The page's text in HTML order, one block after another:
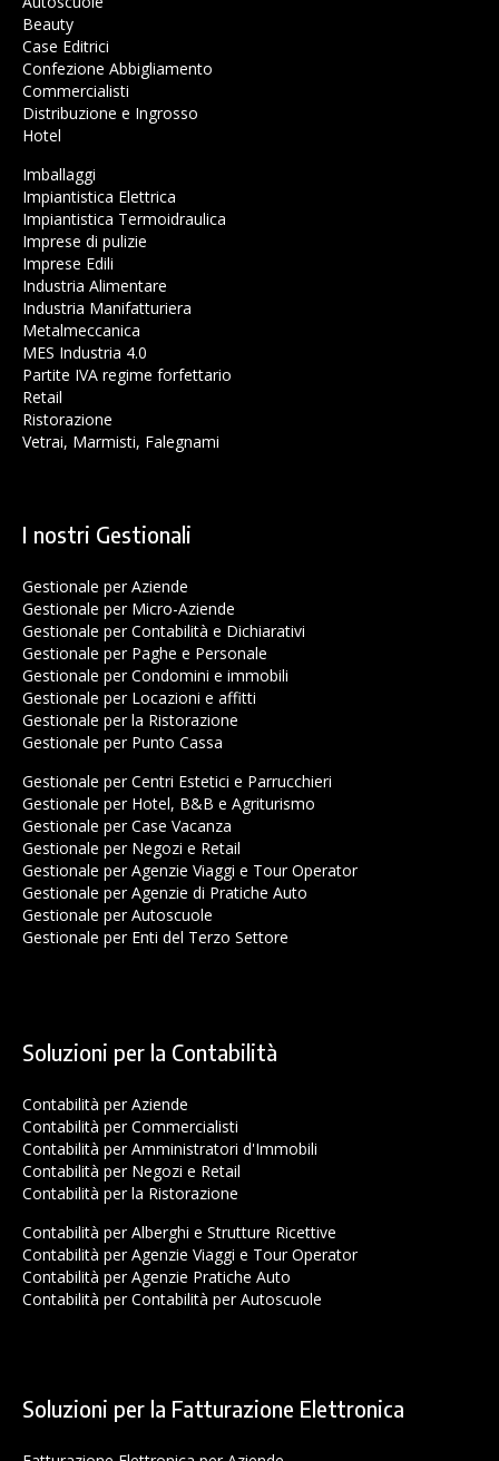
Beauty
Case Editrici
Confezione Abbigliamento
Commercialisti
Distribuzione e Ingrosso
Hotel
Imballaggi
Impiantistica Elettrica
Impiantistica Termoidraulica
Imprese di pulizie
Imprese Edili
Industria Alimentare
Industria Manifatturiera
Metalmeccanica
MES Industria 4.0
Partite IVA regime forfettario
Retail
Ristorazione
Vetrai, Marmisti, Falegnami
I nostri Gestionali
Gestionale per Aziende
Gestionale per Micro-Aziende
Gestionale per Contabilità e Dichiarativi
Gestionale per Paghe e Personale
Gestionale per Condomini e immobili
Gestionale per Locazioni e affitti
Gestionale per la Ristorazione
Gestionale per Punto Cassa
Gestionale per Centri Estetici e Parrucchieri
Gestionale per Hotel, B&B e Agriturismo
Gestionale per Case Vacanza
Gestionale per Negozi e Retail
Gestionale per Agenzie Viaggi e Tour Operator
Gestionale per Agenzie di Pratiche Auto
Gestionale per Autoscuole
Gestionale per Enti del Terzo Settore
Soluzioni per la Contabilità
Contabilità per Aziende
Contabilità per Commercialisti
Contabilità per Amministratori d'Immobili
Contabilità per Negozi e Retail
Contabilità per la Ristorazione
Contabilità per Alberghi e Strutture Ricettive
Contabilità per Agenzie Viaggi e Tour Operator
Contabilità per Agenzie Pratiche Auto
Contabilità per Contabilità per Autoscuole
Soluzioni per la Fatturazione Elettronica